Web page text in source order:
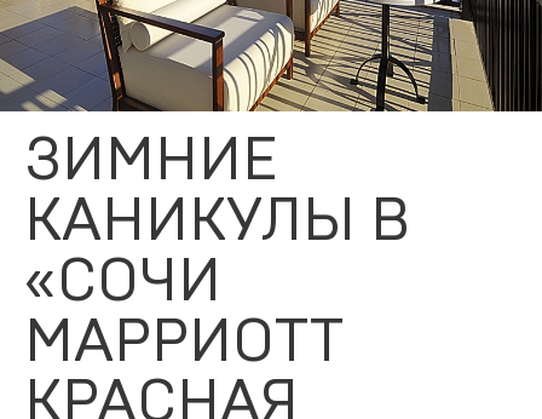
ЗИМНИЕ
КАНИКУЛЫ В
«СОЧИ
МАРРИОТТ
КРАСНАЯ